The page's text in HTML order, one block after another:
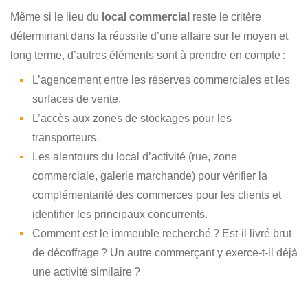
Même si le lieu du local commercial reste le critère
déterminant dans la réussite d’une affaire sur le moyen et
long terme, d’autres éléments sont à prendre en compte :
L’agencement entre les réserves commerciales et les
surfaces de vente.
L’accès aux zones de stockages pour les
transporteurs.
Les alentours du local d’activité (rue, zone
commerciale, galerie marchande) pour vérifier la
complémentarité des commerces pour les clients et
identifier les principaux concurrents.
Comment est le immeuble recherché ? Est-il livré brut
de décoffrage ? Un autre commerçant y exerce-t-il déjà
une activité similaire ?